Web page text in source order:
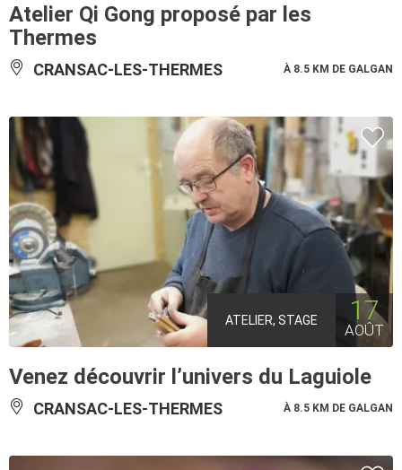
Atelier Qi Gong proposé par les
Thermes
CRANSAC-LES-THERMES À 8.5 KM DE GALGAN
ATELIER, STAGE 17
AOÛT
Venez découvrir l’univers du Laguiole
CRANSAC-LES-THERMES À 8.5 KM DE GALGAN